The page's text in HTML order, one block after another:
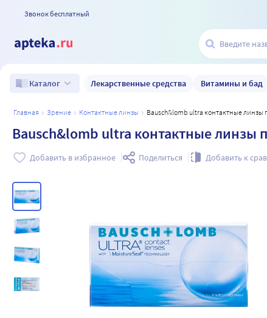
Звонок бесплатный
Каталог Лекарственные средства Витамины и бад
главная зрение контактные линзы Bausch&lomb ultra контактные
Bausch&lomb ultra контактные линзы
Добавить в избранное Поделиться Добавить к